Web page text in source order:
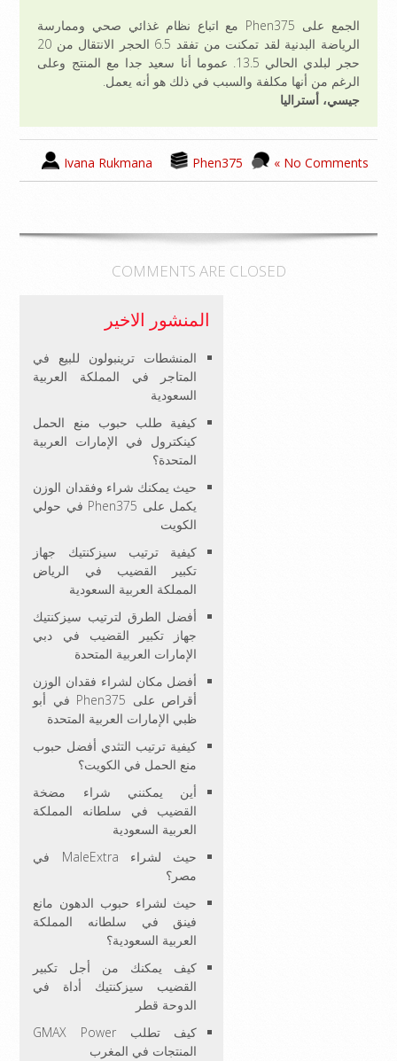
الجمع على Phen375 مع اتباع نظام غذائي صحي وممارسة
الرياضة البدنية لقد تمكنت من تفقد 6.5 الحجر الانتقال من 20
حجر لبلدي الحالي 13.5. عموما أنا سعيد جدا مع المنتج وعلى
الرغم من أنها مكلفة والسبب في ذلك هو أنه يعمل.
جيسي، أستراليا
Ivana Rukmana Phen375 No Comments »
COMMENTS ARE CLOSED
المنشور الاخير
المنشطات ترينبولون للبيع في
المتاجر في المملكة العربية
السعودية
كيفية طلب حبوب منع الحمل
كينكترول في الإمارات العربية
المتحدة؟
حيث يمكنك شراء وفقدان الوزن
يكمل على Phen375 في حولي
الكويت
كيفية ترتيب سيزكنتيك جهاز
تكبير القضيب في الرياض
المملكة العربية السعودية
أفضل الطرق لترتيب سيزكنتيك
جهاز تكبير القضيب في دبي
الإمارات العربية المتحدة
أفضل مكان لشراء فقدان الوزن
أقراص على Phen375 في أبو
ظبي الإمارات العربية المتحدة
كيفية ترتيب التثدي أفضل حبوب
منع الحمل في الكويت؟
أين يمكنني شراء مضخة
القضيب في سلطانه المملكة
العربية السعودية
حيث لشراء MaleExtra في
مصر؟
حيث لشراء حبوب الدهون مانع
فينق في سلطانه المملكة
العربية السعودية؟
كيف يمكنك من أجل تكبير
القضيب سيزكنتيك أداة في
الدوحة قطر
كيف تطلب GMAX Power
المنتجات في المغرب